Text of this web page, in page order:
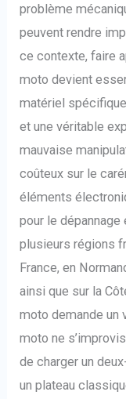
problème
peuvent rendre
ce contexte, faire
moto devient
matériel
et une véritable
mauvaise
coûteux sur le
éléments
pour le
plusieurs régions
France, en
ainsi que sur la
moto demande un
moto ne
de charger un
un plateau